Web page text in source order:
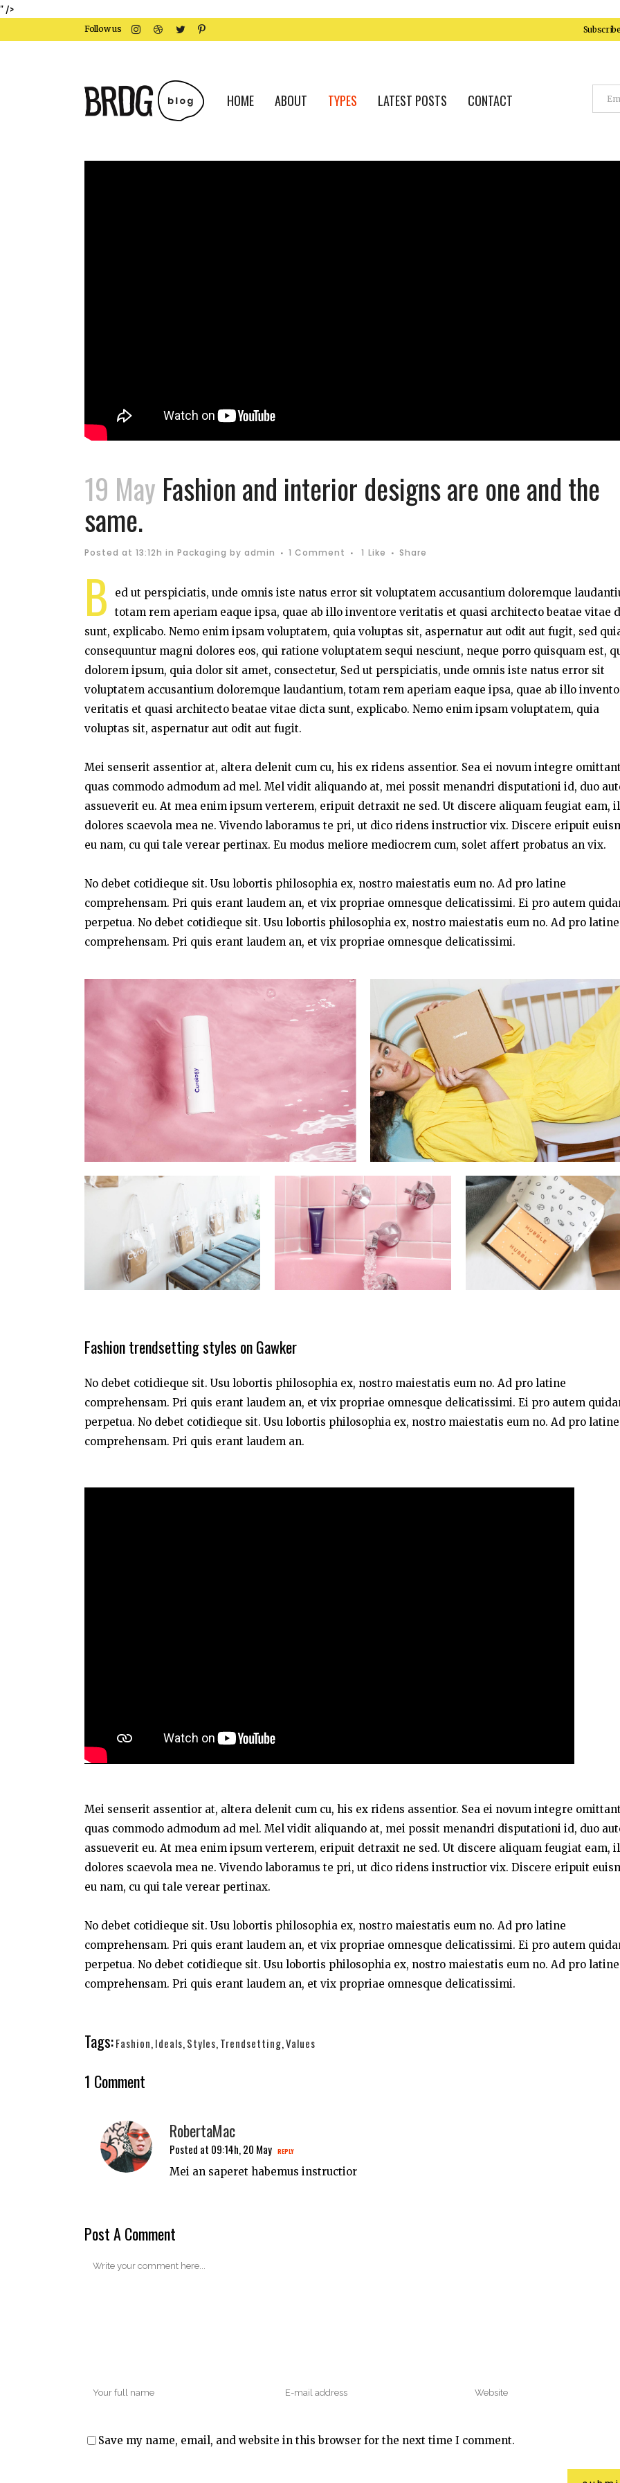
" />
Follow us
HOME ABOUT TYPES LATEST POSTS CONTACT
19 May Fashion and interior designs are one and the
same.
Posted at 13:12h in Packaging by admin 1 Comment 1 Like Share
B
ed ut perspiciatis, unde omnis iste natus error sit voluptatem accusantium doloremque
totam rem aperiam eaque ipsa, quae ab illo inventore veritatis et quasi architecto beatae vitae
sunt, explicabo. Nemo enim ipsam voluptatem, quia voluptas sit, aspernatur aut odit aut fugit, sed
consequuntur magni dolores eos, qui ratione voluptatem sequi nesciunt, neque porro quisquam est,
dolorem ipsum, quia dolor sit amet, consectetur, Sed ut perspiciatis, unde omnis iste natus error sit
voluptatem accusantium doloremque laudantium, totam rem aperiam eaque ipsa, quae ab illo
veritatis et quasi architecto beatae vitae dicta sunt, explicabo. Nemo enim ipsam voluptatem, quia
voluptas sit, aspernatur aut odit aut fugit.
Mei senserit assentior at, altera delenit cum cu, his ex ridens assentior. Sea ei novum integre
quas commodo admodum ad mel. Mel vidit aliquando at, mei possit menandri disputationi id, duo
assueverit eu. At mea enim ipsum verterem, eripuit detraxit ne sed. Ut discere aliquam feugiat eam,
dolores scaevola mea ne. Vivendo laboramus te pri, ut dico ridens instructior vix. Discere eripuit
eu nam, cu qui tale verear pertinax. Eu modus meliore mediocrem cum, solet affert probatus an vix.
No debet cotidieque sit. Usu lobortis philosophia ex, nostro maiestatis eum no. Ad pro latine
comprehensam. Pri quis erant laudem an, et vix propriae omnesque delicatissimi. Ei pro autem
perpetua. No debet cotidieque sit. Usu lobortis philosophia ex, nostro maiestatis eum no. Ad pro latine
comprehensam. Pri quis erant laudem an, et vix propriae omnesque delicatissimi.
Fashion trendsetting styles on Gawker
No debet cotidieque sit. Usu lobortis philosophia ex, nostro maiestatis eum no. Ad pro latine
comprehensam. Pri quis erant laudem an, et vix propriae omnesque delicatissimi. Ei pro autem
perpetua. No debet cotidieque sit. Usu lobortis philosophia ex, nostro maiestatis eum no. Ad pro latine
comprehensam. Pri quis erant laudem an.
Mei senserit assentior at, altera delenit cum cu, his ex ridens assentior. Sea ei novum integre
quas commodo admodum ad mel. Mel vidit aliquando at, mei possit menandri disputationi id, duo
assueverit eu. At mea enim ipsum verterem, eripuit detraxit ne sed. Ut discere aliquam feugiat eam,
dolores scaevola mea ne. Vivendo laboramus te pri, ut dico ridens instructior vix. Discere eripuit
eu nam, cu qui tale verear pertinax.
No debet cotidieque sit. Usu lobortis philosophia ex, nostro maiestatis eum no. Ad pro latine
comprehensam. Pri quis erant laudem an, et vix propriae omnesque delicatissimi. Ei pro autem
perpetua. No debet cotidieque sit. Usu lobortis philosophia ex, nostro maiestatis eum no. Ad pro latine
comprehensam. Pri quis erant laudem an, et vix propriae omnesque delicatissimi.
Tags:Fashion,Ideals,Styles,Trendsetting,Values
1 Comment
RobertaMac
Posted at 09:14h, 20 May REPLY
Mei an saperet habemus instructior
Post A Comment
Save my name, email, and website in this browser for the next time I comment.